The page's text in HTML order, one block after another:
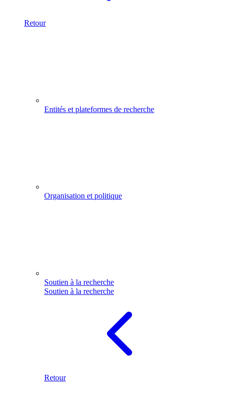
Retour
Entités et plateformes de recherche
Organisation et politique
Soutien à la recherche
Soutien à la recherche
Retour